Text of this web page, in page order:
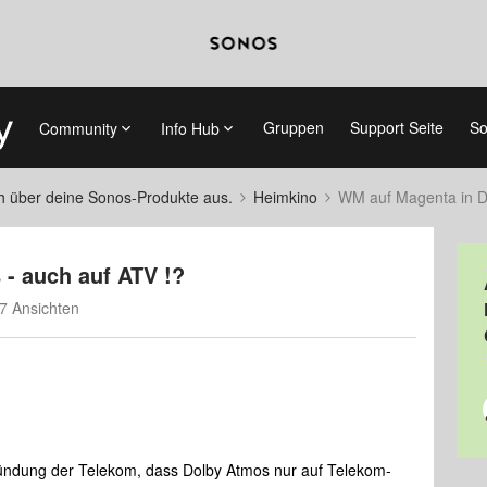
Community Info Hub Gruppen Support Seite
über deine Sonos-Produkte aus. Heimkino WM auf Magenta in
auch auf ATV !?
Ansichten
der Telekom, dass Dolby Atmos nur auf Telekom-